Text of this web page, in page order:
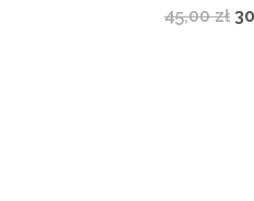
45,00zł